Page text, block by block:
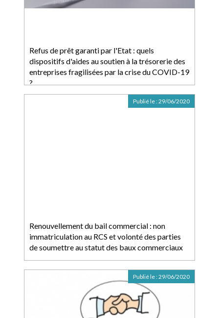
Refus de prêt garanti par l'Etat : quels
dispositifs d'aides au soutien à la trésorerie des
entreprises fragilisées par la crise du COVID-19
?
Renouvellement du bail commercial : non
immatriculation au RCS et volonté des parties
de soumettre au statut des baux commerciaux
Publié le :29/06/2020
Publié le :29/06/2020